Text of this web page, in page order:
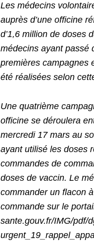
Les médecins
auprès d’une officine
d’1,6 million de doses
médecins ayant passé
premières campagnes
été réalisées selon
Une quatrième
officine se déroulera
mercredi 17 mars au
ayant utilisé les doses
commandes de
doses de vaccin. Le
commander un flacon
commande sur le
sante.gouv.fr/IMG/pdf/